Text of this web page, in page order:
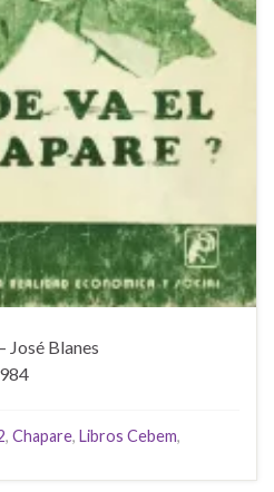
José Blanes
, Chapare, Libros Cebem,